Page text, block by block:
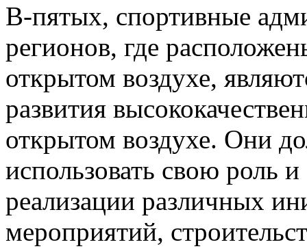
В-пятых, спортивные
регионов, где
открытом воздухе,
развития
открытом воздухе. Они
использовать свою роль и
реализации различных
мероприятий,